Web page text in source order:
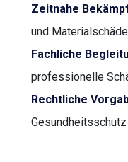
Zeitnahe
und
Fachliche
professionelle
Rechtliche